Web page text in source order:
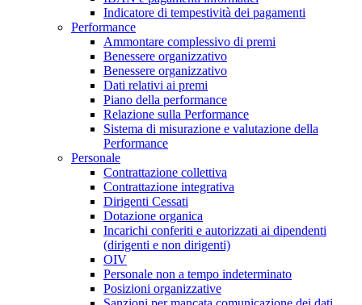
Indicatore di tempestività dei pagamenti
Performance
Ammontare complessivo di premi
Benessere organizzativo
Benessere organizzativo
Dati relativi ai premi
Piano della performance
Relazione sulla Performance
Sistema di misurazione e valutazione della
Performance
Personale
Contrattazione collettiva
Contrattazione integrativa
Dirigenti Cessati
Dotazione organica
Incarichi conferiti e autorizzati ai dipendenti
(dirigenti e non dirigenti)
OIV
Personale non a tempo indeterminato
Posizioni organizzative